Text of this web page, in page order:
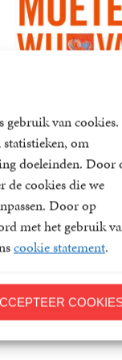
gebruik van cookies.
om
doeleinden. Door
de cookies die we
Door op
met het gebruik
cookie statement.
Moeten wij van
houden?
Heijne
book